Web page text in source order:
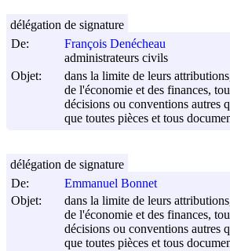
De:
François Denécheau
administrateurs civils
Objet:
dans la limite de leurs
de l'économie et des finances,
décisions ou conventions autres
que toutes pièces et tous
délégation de signature
De:
Emmanuel Bonnet
Objet:
dans la limite de leurs
de l'économie et des finances,
décisions ou conventions autres
que toutes pièces et tous
délégation de signature